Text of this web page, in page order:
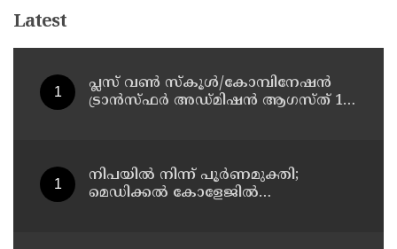
Latest
പ്ലസ് വൺ സ്‌കൂൾ/കോമ്പിനേഷൻ
ട്രാൻസ്ഫർ അഡ്മിഷൻ ആഗസ്ത് 10,
നിപയിൽ നിന്ന് പൂർണമുക്തി;
മെഡിക്കൽ കോളേജിൽ